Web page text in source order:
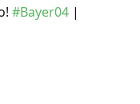
#Bayer04|